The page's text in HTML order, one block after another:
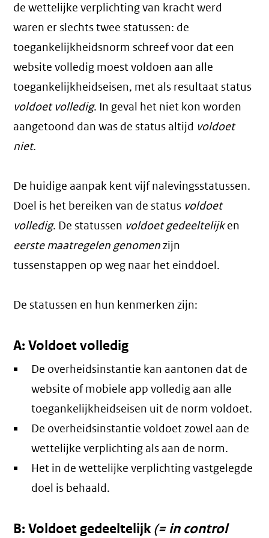
de wettelijke verplichting van kracht werd
waren er slechts twee statussen: de
toegankelijkheidsnorm schreef voor dat een
website volledig moest voldoen aan alle
toegankelijkheidseisen, met als resultaat status
voldoet volledig. In geval het niet kon worden
aangetoond dan was de status altijd voldoet
niet.
De huidige aanpak kent vijf nalevingsstatussen.
Doel is het bereiken van de status voldoet
volledig. De statussen voldoet gedeeltelijken
eerste maatregelen genomenzijn
tussenstappen op weg naar het einddoel.
De statussen en hun kenmerken zijn:
A: Voldoet volledig
De overheidsinstantie kan aantonen dat de
website of mobiele app volledig aan alle
toegankelijkheidseisen uit de norm voldoet.
De overheidsinstantie voldoet zowel aan de
wettelijke verplichting als aan de norm.
Het in de wettelijke verplichting vastgelegde
doel is behaald.
B: Voldoet gedeeltelijk(= in control